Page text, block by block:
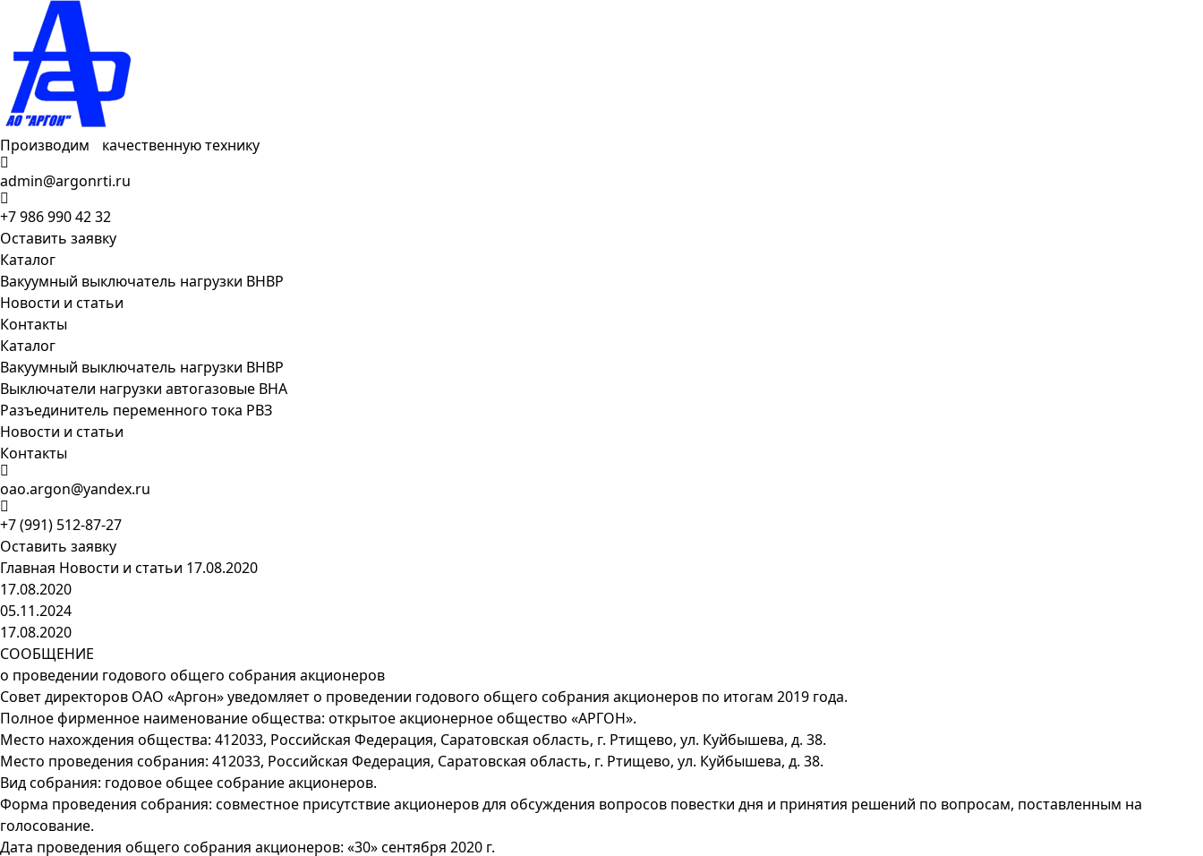
Производим качественную технику
admin@argonrti.ru
+7 986 990 42 32
Оставить заявку
Каталог
Вакуумный выключатель нагрузки ВНВР
Новости и статьи
Контакты
Каталог
Вакуумный выключатель нагрузки ВНВР
Выключатели нагрузки автогазовые ВНА
Разъединитель переменного тока РВЗ
Новости и статьи
Контакты
oao.argon@yandex.ru
+7 (991) 512-87-27
Оставить заявку
Главная Новости и статьи 17.08.2020
17.08.2020
05.11.2024
17.08.2020
СООБЩЕНИЕ
о проведении годового общего собрания акционеров
Совет директоров ОАО «Аргон» уведомляет о проведении годового общего собрания акционеров по итогам 2019 года.
Полное фирменное наименование общества: открытое акционерное общество «АРГОН».
Место нахождения общества: 412033, Российская Федерация, Саратовская область, г. Ртищево, ул. Куйбышева, д. 38.
Место проведения собрания: 412033, Российская Федерация, Саратовская область, г. Ртищево, ул. Куйбышева, д. 38.
Вид собрания: годовое общее собрание акционеров.
Форма проведения собрания: совместное присутствие акционеров для обсуждения вопросов повестки дня и принятия решений по вопросам, поставленным на
голосование.
Дата проведения общего собрания акционеров: «30» сентября 2020 г.